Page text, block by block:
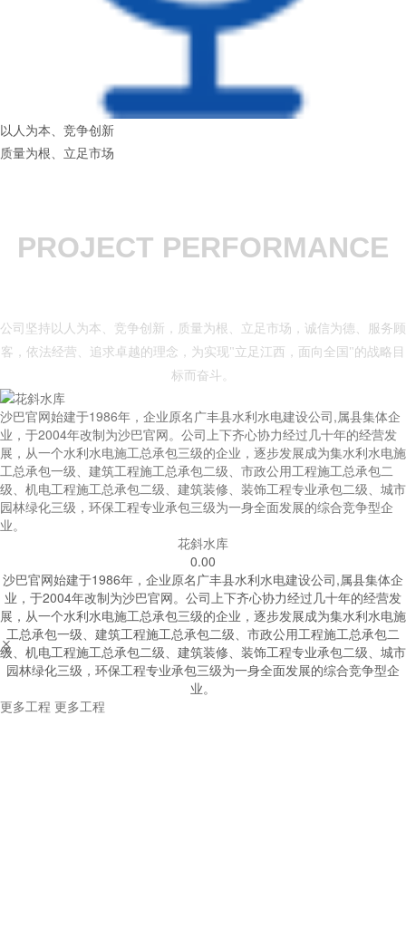
以人为本、竞争创新
质量为根、立足市场
PROJECT PERFORMANCE
公司坚持以人为本、竞争创新，质量为根、立足市场，诚信为德、服务顾
客，依法经营、追求卓越的理念，为实现"立足江西，面向全国"的战略目
标而奋斗。
沙巴官网始建于1986年，企业原名广丰县水利水电建设公司,属县集体企
业，于2004年改制为沙巴官网。公司上下齐心协力经过几十年的经营发
展，从一个水利水电施工总承包三级的企业，逐步发展成为集水利水电施
工总承包一级、建筑工程施工总承包二级、市政公用工程施工总承包二
级、机电工程施工总承包二级、建筑装修、装饰工程专业承包二级、城市
园林绿化三级，环保工程专业承包三级为一身全面发展的综合竞争型企
业。
花斜水库
0.00
沙巴官网始建于1986年，企业原名广丰县水利水电建设公司,属县集体企
业，于2004年改制为沙巴官网。公司上下齐心协力经过几十年的经营发
展，从一个水利水电施工总承包三级的企业，逐步发展成为集水利水电施
工总承包一级、建筑工程施工总承包二级、市政公用工程施工总承包二
级、机电工程施工总承包二级、建筑装修、装饰工程专业承包二级、城市
园林绿化三级，环保工程专业承包三级为一身全面发展的综合竞争型企
业。


更多工程 更多工程